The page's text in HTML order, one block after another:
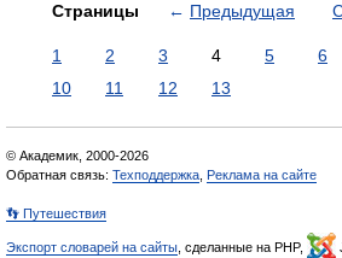
Страницы ← Предыдущая
1 2 3 4 5 6
10
11 12 13
© Академик, 2000-2026
Обратная связь: Техподдержка Реклама на сайте
👣 Путешествия
Экспорт словарей на сайты , сделанные на PHP,